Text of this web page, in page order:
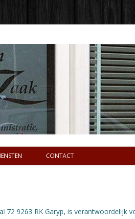
CONTACT
72 9263 RK Garyp, is